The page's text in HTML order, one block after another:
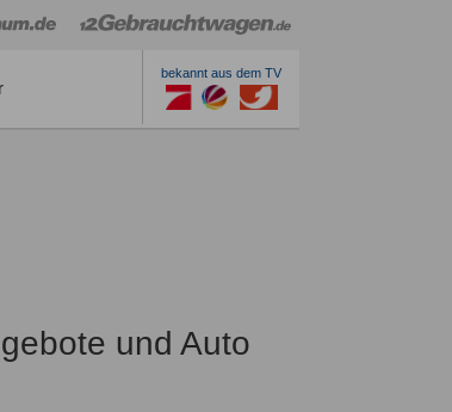
bekannt aus dem TV
und Auto